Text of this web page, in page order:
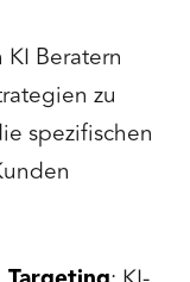
Beratern
zu
spezifischen